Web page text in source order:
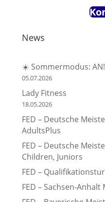
News
☀️ Sommermodus:
05.07.2026
Lady Fitness
18.05.2026
FED – Deutsche
AdultsPlus
FED – Deutsche
Children, Juniors
FED –
FED – Sachsen-